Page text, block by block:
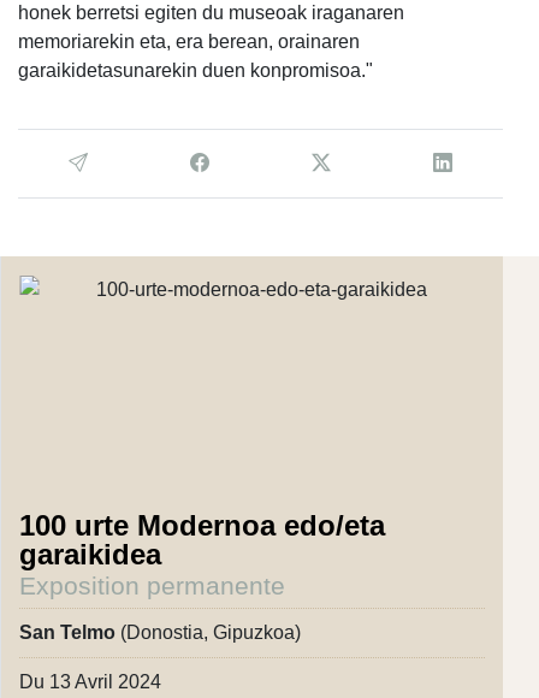
honek berretsi egiten du museoak iraganaren
memoriarekin eta, era berean, orainaren
garaikidetasunarekin duen konpromisoa."
100 urte Modernoa edo/eta
garaikidea
Exposition permanente
San Telmo (Donostia, Gipuzkoa)
Du 13 Avril 2024